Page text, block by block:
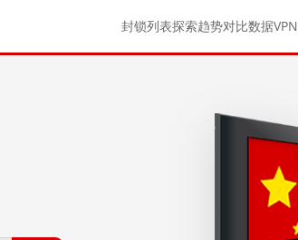
封锁列表探索趋势对比数据VPN